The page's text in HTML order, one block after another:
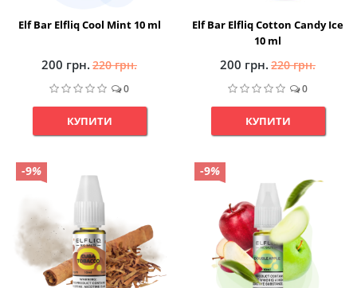
Elf Bar Elfliq Cool Mint 10 ml
200 грн. 220 грн.
0
КУПИТИ
Elf Bar Elfliq Cotton Candy Ice
10 ml
200 грн. 220 грн.
0
КУПИТИ
-9% -9%